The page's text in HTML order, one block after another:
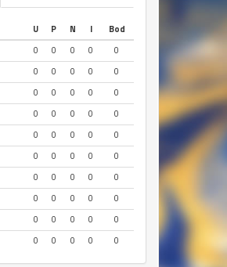
U P N I
Bod
0 0 0 0
0
0 0 0 0
0
0 0 0 0
0
0 0 0 0
0
0 0 0 0
0
0 0 0 0
0
0 0 0 0
0
0 0 0 0
0
0 0 0 0
0
0 0 0 0 0